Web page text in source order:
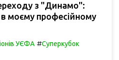
з "Динамо":
моєму професійному
УЄФА #Суперкубок